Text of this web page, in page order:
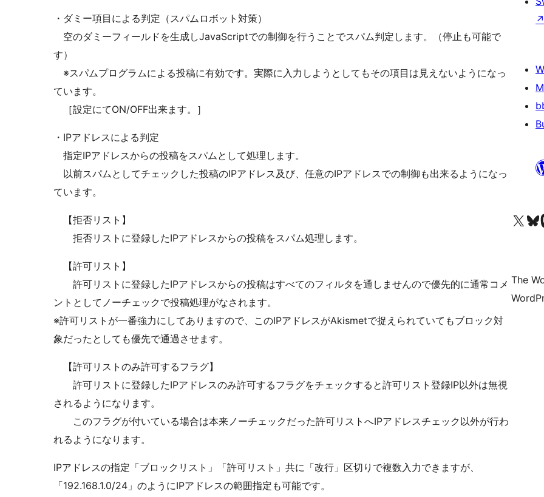
・ダミー項目による判定（スパムロボット対策）
空のダミーフィールドを生成しJavaScriptでの制御を行うことでスパム判定します。（停止も可能で
す）
※スパムプログラムによる投稿に有効です。実際に入力しようとしてもその項目は見えないようになっ
ています。
［設定にてON/OFF出来ます。］
・IPアドレスによる判定
指定IPアドレスからの投稿をスパムとして処理します。
以前スパムとしてチェックした投稿のIPアドレス及び、任意のIPアドレスでの制御も出来るようになっ
ています。
【拒否リスト】
拒否リストに登録したIPアドレスからの投稿をスパム処理します。
【許可リスト】
許可リストに登録したIPアドレスからの投稿はすべてのフィルタを通しませんので優先的に通常コメ
ントとしてノーチェックで投稿処理がなされます。
※許可リストが一番強力にしてありますので、このIPアドレスがAkismetで捉えられていてもブロック対
象だったとしても優先で通過させます。
【許可リストのみ許可するフラグ】
許可リストに登録したIPアドレスのみ許可するフラグをチェックすると許可リスト登録IP以外は無視
されるようになります。
このフラグが付いている場合は本来ノーチェックだった許可リストへIPアドレスチェック以外が行わ
れるようになります。
IPアドレスの指定「ブロックリスト」「許可リスト」共に「改行」区切りで複数入力できますが、
「192.168.1.0/24」のようにIPアドレスの範囲指定も可能です。
↗
Visit our XVisit
The